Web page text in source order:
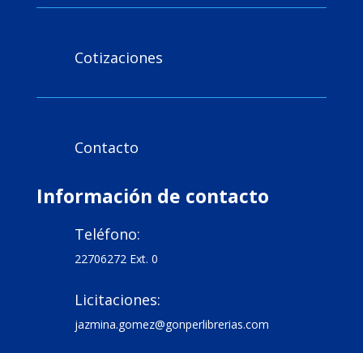
Cotizaciones
Contacto
Información de contacto
Teléfono:
22706272 Ext. 0
Licitaciones:
jazmina.gomez@gonperlibrerias.com